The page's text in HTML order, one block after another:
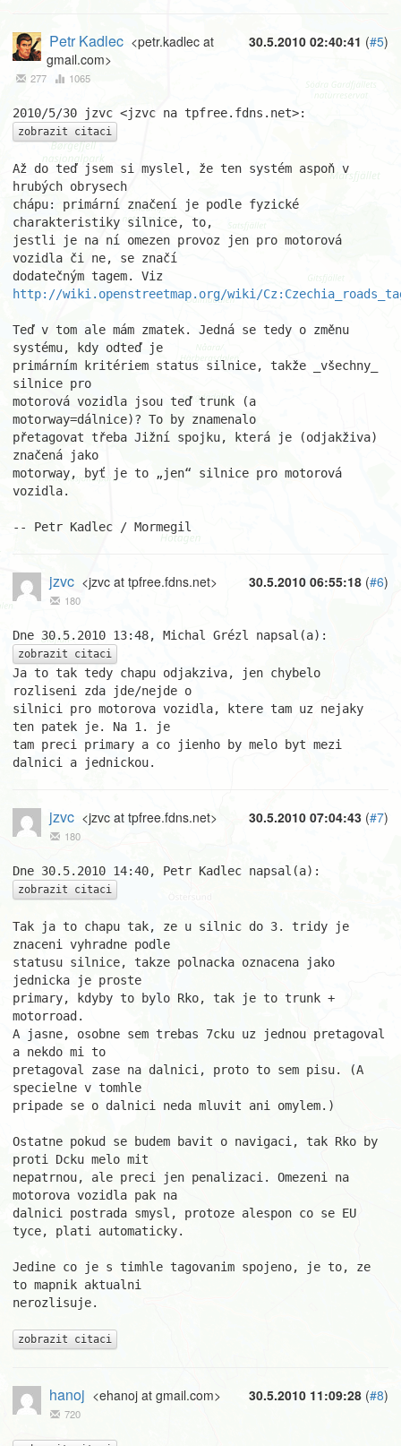
30.5.2010 02:40:41 (#5)
Petr Kadlec <petr.kadlec at
gmail.com>
277 1065
zobrazit citaci
Až do teď jsem si myslel, že ten systém aspoň v
hrubých obrysech
chápu: primární značení je podle fyzické
charakteristiky silnice, to,
jestli je na ní omezen provoz jen pro motorová
vozidla či ne, se značí
http://wiki.openstreetmap.org/wiki/
Teď v tom ale mám zmatek. Jedná se tedy o změnu
systému, kdy odteď je
primárním kritériem status silnice, takže _všechny_
silnice pro
motorová vozidla jsou teď trunk (a
motorway=dálnice)? To by znamenalo
přetagovat třeba Jižní spojku, která je (odjakživa)
značená jako
motorway, byť je to „jen“ silnice pro motorová
vozidla.
-- Petr Kadlec / Mormegil
30.5.2010 06:55:18 (#6)
jzvc <jzvc at tpfree.fdns.net>
180
zobrazit citaci
Ja to tak tedy chapu odjakziva, jen chybelo
rozliseni zda jde/nejde o
silnici pro motorova vozidla, ktere tam uz nejaky
ten patek je. Na 1. je
tam preci primary a co jienho by melo byt mezi
dalnici a jednickou.
30.5.2010 07:04:43 (#7)
jzvc <jzvc at tpfree.fdns.net>
180
zobrazit citaci
Tak ja to chapu tak, ze u silnic do 3. tridy je
znaceni vyhradne podle
statusu silnice, takze polnacka oznacena jako
jednicka je proste
primary, kdyby to bylo Rko, tak je to trunk +
motorroad.
A jasne, osobne sem trebas 7cku uz jednou pretagoval
a nekdo mi to
pretagoval zase na dalnici, proto to sem pisu. (A
specielne v tomhle
pripade se o dalnici neda mluvit ani omylem.)
Ostatne pokud se budem bavit o navigaci, tak Rko by
proti Dcku melo mit
nepatrnou, ale preci jen penalizaci. Omezeni na
motorova vozidla pak na
dalnici postrada smysl, protoze alespon co se EU
tyce, plati automaticky.
Jedine co je s timhle tagovanim spojeno, je to, ze
to mapnik aktualni
nerozlisuje.
zobrazit citaci
30.5.2010 11:09:28 (#8)
hanoj <ehanoj at gmail.com>
720